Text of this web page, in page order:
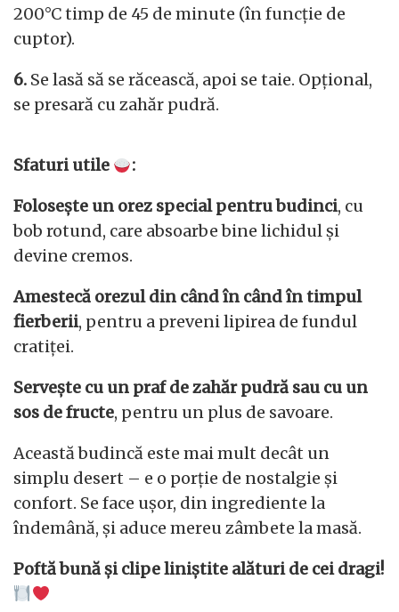
200°C timp de 45 de minute (în funcție de
cuptor).
6. Se lasă să se răcească, apoi se taie. Opțional,
se presară cu zahăr pudră.
Sfaturi utile
:
Folosește un orez special pentru budinci, cu
bob rotund, care absoarbe bine lichidul și
devine cremos.
Amestecă orezul din când în când în timpul
fierberii, pentru a preveni lipirea de fundul
cratiței.
Servește cu un praf de zahăr pudră sau cu un
sos de fructe, pentru un plus de savoare.
Această budincă este mai mult decât un
simplu desert – e o porție de nostalgie și
confort. Se face ușor, din ingrediente la
îndemână, și aduce mereu zâmbete la masă.
Poftă bună și clipe liniștite alături de cei dragi!